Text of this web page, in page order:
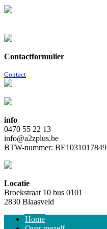
Contactformulier
Contact
info
0470 55 22 13
info@a2zplus.be
BTW-nummer: BE1031017849
Locatie
Broekstraat 10 bus 0101
2830 Blaasveld
Home